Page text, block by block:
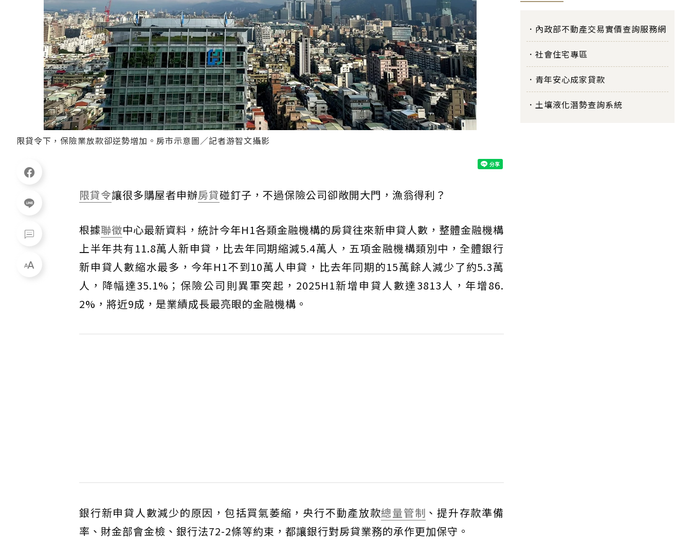
限貸令下，保險業放款卻逆勢增加。房市示意圖／記者游智文攝影
限貸令讓很多購屋者申辦房貸碰釘子，不過保險公司卻敞開大門，漁翁得利？
根據聯徵中心最新資料，統計今年H1各類金融機構的房貸往來新申貸人數，整體金融機構
上半年共有11.8萬人新申貸，比去年同期縮減5.4萬人，五項金融機構類別中，全體銀行
新申貸人數縮水最多，今年H1不到10萬人申貸，比去年同期的15萬餘人減少了約5.3萬
人，降幅達35.1%；保險公司則異軍突起，2025H1新增申貸人數達3813人，年增86.
2%，將近9成，是業績成長最亮眼的金融機構。
銀行新申貸人數減少的原因，包括買氣萎縮，央行不動產放款總量管制 、提升存款準備
率、財金部會金檢、銀行法72-2條等約束，都讓銀行對房貸業務的承作更加保守。
內政部不動產交易實價查詢服務網
社會住宅專區
青年安心成家貸款
土壤液化潛勢查詢系統